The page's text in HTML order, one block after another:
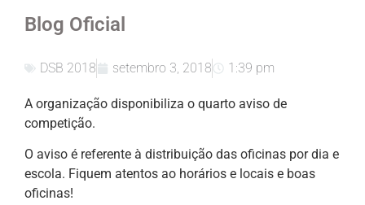
Blog Oficial
DSB 2018 setembro 3, 2018 1:39 pm
A organização disponibiliza o quarto aviso de
competição.
O aviso é referente à distribuição das oficinas por dia e
escola. Fiquem atentos ao horários e locais e boas
oficinas!